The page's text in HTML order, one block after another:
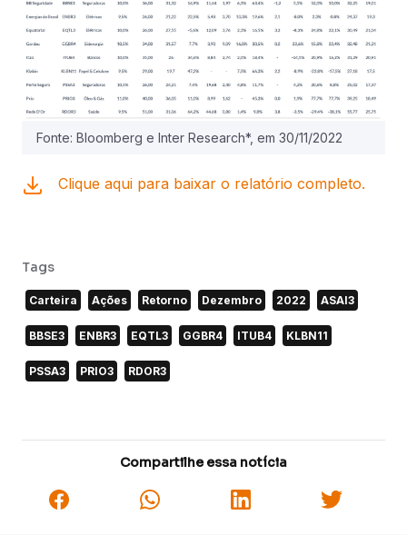
Fonte: Bloomberg e Inter Research*, em 30/11/2022
Clique aqui para baixar o relatório completo.
Tags
Carteira Ações Retorno Dezembro 2022 ASAI3
BBSE3 ENBR3 EQTL3 GGBR4 ITUB4 KLBN11
PSSA3 PRIO3 RDOR3
Compartilhe essa notícia